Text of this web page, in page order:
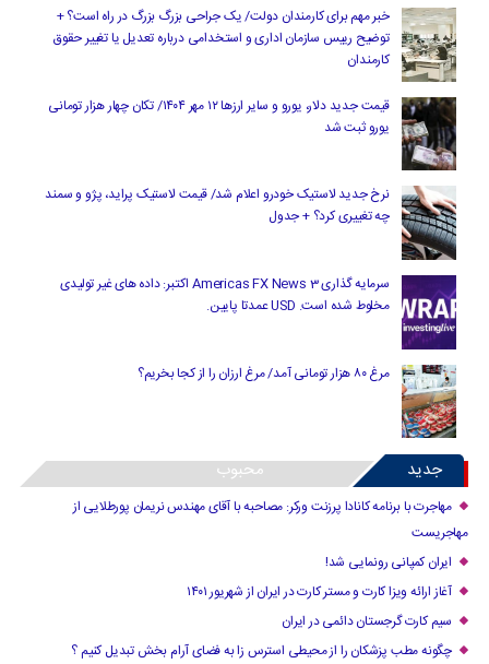
خبر مهم برای کارمندان دولت/ یک جراحی بزرگ بزرگ در راه است؟ +
توضیح رییس سازمان اداری و استخدامی درباره تعدیل یا تغییر حقوق
کارمندان
قیمت جدید دلار، یورو و سایر ارزها ۱۲ مهر ۱۴۰۴/ تکان چهار هزار تومانی
یورو ثبت شد
نرخ جدید لاستیک خودرو اعلام شد/ قیمت لاستیک پراید، پژو و سمند
چه تغییری کرد؟ + جدول
سرمایه گذاری Americas FX News 3 اکتبر: داده های غیر تولیدی
مخلوط شده است. USD عمدتا پایین.
مرغ ۸۰ هزار تومانی آمد/ مرغ ارزان را از کجا بخریم؟
جدید محبوب
مهاجرت با برنامه کانادا پرزنت ورکر: مصاحبه با آقای مهندس نریمان پورطلایی از
مهاجریست
ایران کمپانی رونمایی شد!
آغاز ارائه ویزا کارت و مستر کارت در ایران از شهریور ۱۴۰۱
سیم کارت گرجستان دائمی در ایران
چگونه مطب پزشکان را از محیطی استرس زا به فضای آرام بخش تبدیل کنیم ؟